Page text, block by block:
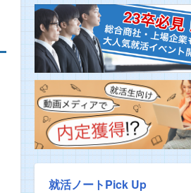
就活ノートPick Up